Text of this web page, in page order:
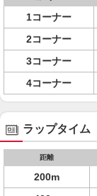
1コーナー
2コーナー
3コーナー
4コーナー
ラップタイム
距離
200m